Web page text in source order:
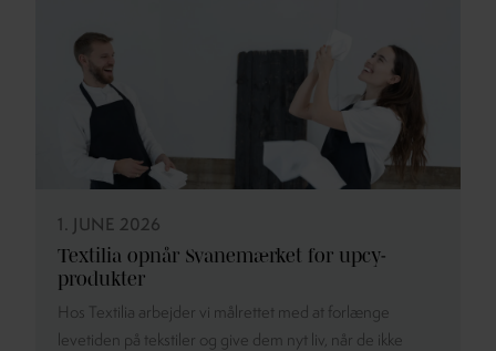
1. JUNE 2026
Textilia opnår Svanemærket for upcy-
produkter
Hos Textilia arbejder vi målrettet med at forlænge
levetiden på tekstiler og give dem nyt liv, når de ikke